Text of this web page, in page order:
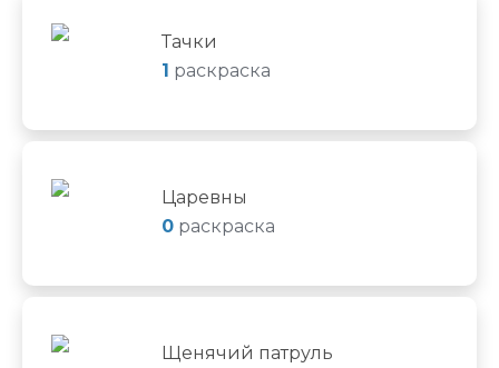
Тачки
1 раскраска
Царевны
0 раскраска
Щенячий патруль